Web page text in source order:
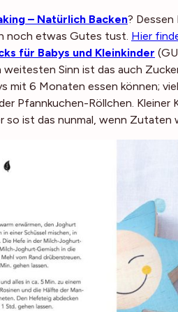
– Natürlich Backen?
noch etwas Gutes tust. Hier
für Babys und Kleinkinder
weitesten Sinn ist das auch
mit 6 Monaten essen können;
Pfannkuchen-Röllchen.
so ist das nunmal, wenn